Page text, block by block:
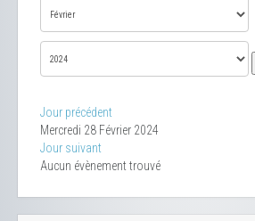
Jour précédent
Mercredi 28 Février 2024
Jour suivant
Aucun évènement trouvé